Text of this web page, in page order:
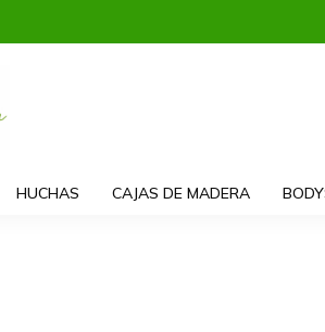
HUCHAS CAJAS DE MADERA